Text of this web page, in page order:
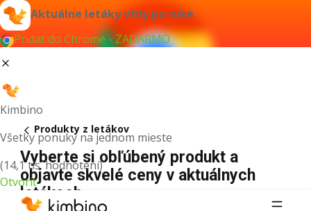
Aktuálne letáky vždy po ruke
Pridať do Chrome - ZADARMO
Kimbino
Všetky ponuky na jednom mieste
(14,1 tis. hodnotení)
Otvoriť
Produkty z letákov
Vyberte si obľúbený produkt a
objavte skvelé ceny v aktuálnych
letákoch